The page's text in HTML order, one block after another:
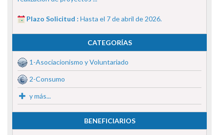
Plazo Solicitud : Hasta el 7 de abril de 2026.
CATEGORÍAS
1-Asociacionismo y Voluntariado
2-Consumo
y más...
BENEFICIARIOS